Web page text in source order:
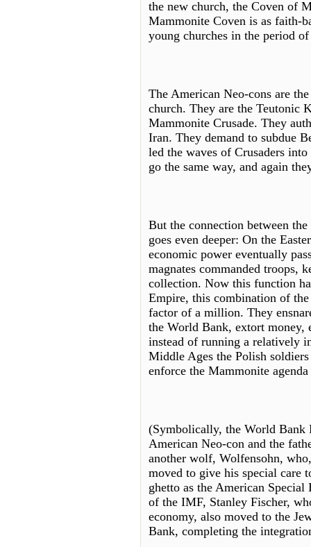
the new church, the Coven of
Mammonite Coven is as faith-
young churches in the period
The American Neo-cons are
church. They are the Teutonic
Mammonite Crusade. They
Iran. They demand to subdue
led the waves of Crusaders
go the same way, and again
But the connection between
goes even deeper: On the
economic power eventually
magnates commanded troops,
collection. Now this function
Empire, this combination of
factor of a million. They
the World Bank, extort money,
instead of running a relatively
Middle Ages the Polish
enforce the Mammonite
(Symbolically, the World Bank
American Neo-con and the
another wolf, Wolfensohn,
moved to give his special care
ghetto as the American
of the IMF, Stanley Fischer,
economy, also moved to the
Bank, completing the